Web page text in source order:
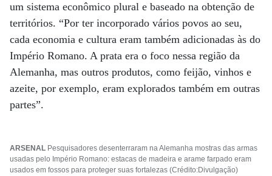
um sistema econômico plural e baseado na obtenção de
territórios. “Por ter incorporado vários povos ao seu,
cada economia e cultura eram também adicionadas às do
Império Romano. A prata era o foco nessa região da
Alemanha, mas outros produtos, como feijão, vinhos e
azeite, por exemplo, eram explorados também em outras
partes”.
ARSENAL Pesquisadores desenterraram na Alemanha mostras das armas
usadas pelo Império Romano: estacas de madeira e arame farpado eram
usados em fossos para proteger suas fortalezas (Crédito:Divulgação)